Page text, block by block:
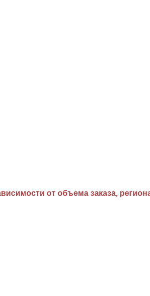
от объема заказа,